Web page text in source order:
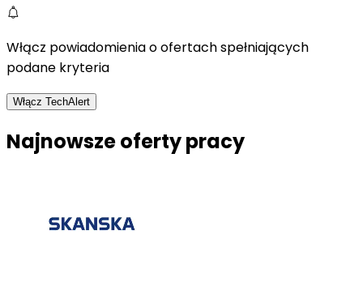
Włącz powiadomienia o ofertach spełniających
podane kryteria
Włącz TechAlert
Najnowsze oferty pracy